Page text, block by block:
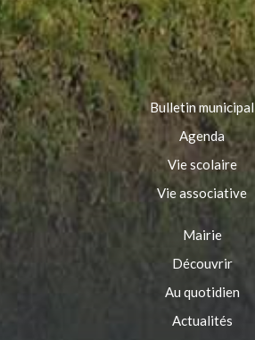
Bulletin municipal
Agenda
Vie scolaire
Vie associative
Mairie
Découvrir
Au quotidien
Actualités